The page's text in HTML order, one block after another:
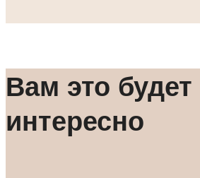
Вам это будет
интересно